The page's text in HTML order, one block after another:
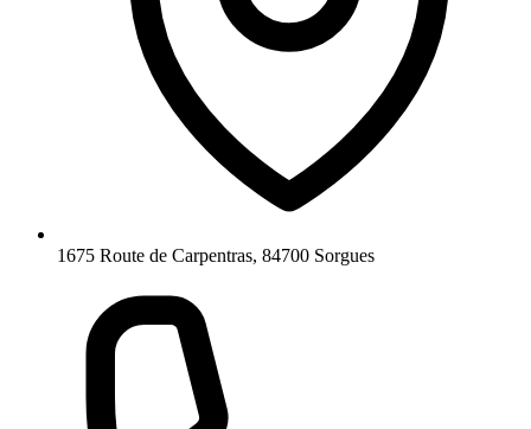
1675 Route de Carpentras, 84700 Sorgues